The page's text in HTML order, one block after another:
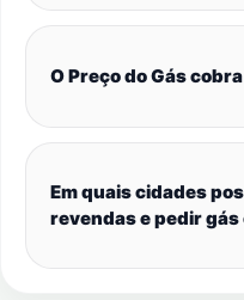
O Preço do Gás
Em quais cidades
revendas e pedir gás